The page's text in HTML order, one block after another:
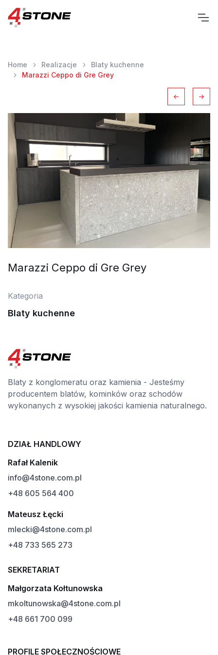
Home Realizacje
Blaty kuchenne
Marazzi Ceppo di Gre Grey
Marazzi Ceppo di Gre Grey
Kategoria
Blaty kuchenne
Blaty z konglomeratu oraz kamienia - Jesteśmy
producentem blatów, kominków oraz schodów
wykonanych z wysokiej jakości kamienia naturalnego.
DZIAŁ HANDLOWY
Rafał Kalenik
info@4stone.com.pl
+48 605 564 400
Mateusz Łęcki
mlecki@4stone.com.pl
+48 733 565 273
SEKRETARIAT
Małgorzata Kołtunowska
mkoltunowska@4stone.com.pl
+48 661 700 099
PROFILE SPOŁECZNOŚCIOWE